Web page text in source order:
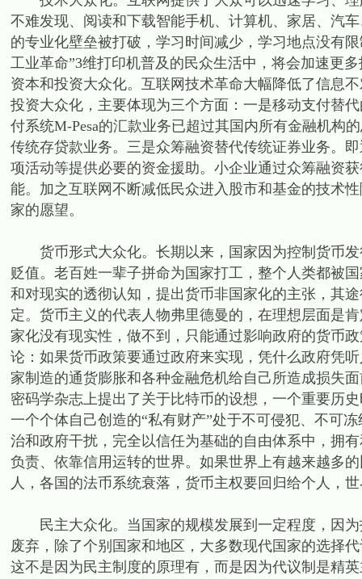
不难发现、阅读和下载智能手机、计算机、家居、汽
的专业化壁垒被打破，学习时间减少，学习地点没有
工业革命”3维打印机普及的民众生活中，将会加速更
资本和投资大众化。互联网技术革命大幅降低了信息
投资大众化，主要体现为三个方面：一是移动支付替
付系统M-Pesa的汇款业务已超过其国内所有金融机构
传统存贷款业务。三是众筹融资替代传统证券业务。
项活动等提供必要的资金援助。小企业通过众筹融资
能。加之互联网不断减低民众进入股市和基金的技术
家的愿望。
货币形式大众化。长期以来，国家因为控制货币发
贬值。老百姓一辈子拼命为国家打工，整个人类都被
和对现实的透彻认知，提出货币非国家化的主张，其
定。货币主义的代表人物弗里德曼的，在理想层面是
家化没有现实性，做不到，只能通过影响政府的货币
论：如果货币政策要通过政府来实现，凭什么政府凭
家制造的通货膨胀和各种金融危机给自己所造成损失
密码学杂志上提出了关于比特币的设想，一个重要历
一个个体自己创造的“私有财产”处于不可侵犯、不可
治和政府干扰，完全以信任为基础的自由体系中，拥
负责、依靠信用运转的世界。如果世界上有越来越多
人，各国的法币系统衰落，货币主权要回归给个人，
民主大众化。当国家的规模发展到一定程度，因为
废弃，除了个别国家和地区，大多数现代国家的选择
这不是因为民主制度的原理有，而是因为代议制是精